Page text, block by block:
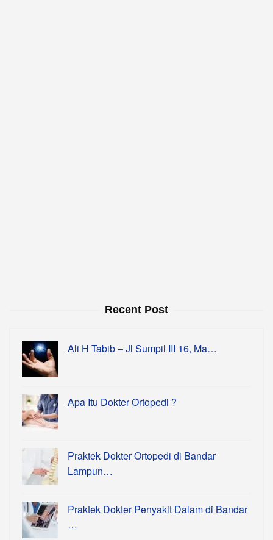
Recent Post
Ali H Tabib – Jl Sumpil III 16, Ma…
Apa Itu Dokter Ortopedi ?
Praktek Dokter Ortopedi di Bandar
Lampun…
Praktek Dokter Penyakit Dalam di Bandar
…